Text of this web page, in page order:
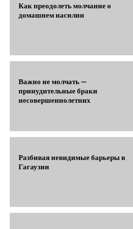
Как преодолеть молчание о
домашнем насилии
Важно не молчать —
принудительные браки
несовершеннолетних
Разбивая невидимые барьеры в
Гагаузии